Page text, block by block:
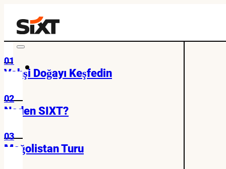
01
Vahşi Doğayı Keşfedin
02
Neden SIXT?
03
Moğolistan Turu